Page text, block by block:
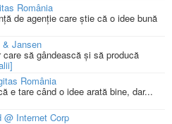
România
de agenție care știe că o idee bună
& Jansen
să gândească și să producă
România
e tare când o idee arată bine, dar...
Internet Corp